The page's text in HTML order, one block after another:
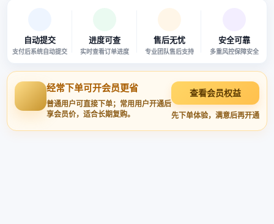
自动提交
支付后系统自动提交
进度可查
实时查看订单进度
售后无忧
专业团队售后支持
安全可靠
多重风控保障安全
经常下单可开会员更省
普通用户可直接下单；常用用户开通后
享会员价，适合长期复购。
查看会员权益
先下单体验，满意后再开通